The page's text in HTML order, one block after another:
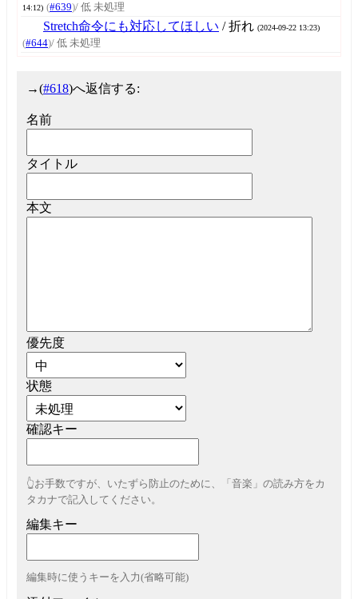
14:12) (#639)/ 低 未処理
Stretch命令にも対応してほしい / 折れ (2024-09-22 13:23)
(#644)/ 低 未処理
→(#618)へ返信する:
名前
タイトル
本文
優先度
状態
確認キー
👆お手数ですが、いたずら防止のために、「音楽」の読み方をカ
タカナで記入してください。
編集キー
編集時に使うキーを入力(省略可能)